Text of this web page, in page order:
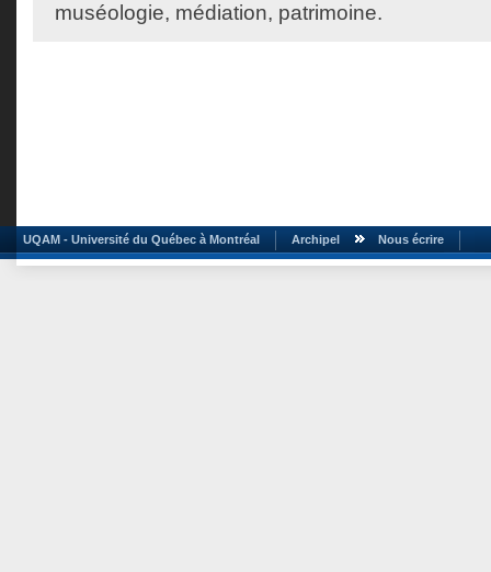
muséologie, médiation, patrimoine.
UQAM - Université du Québec à Montréal Archipel Nous écrire